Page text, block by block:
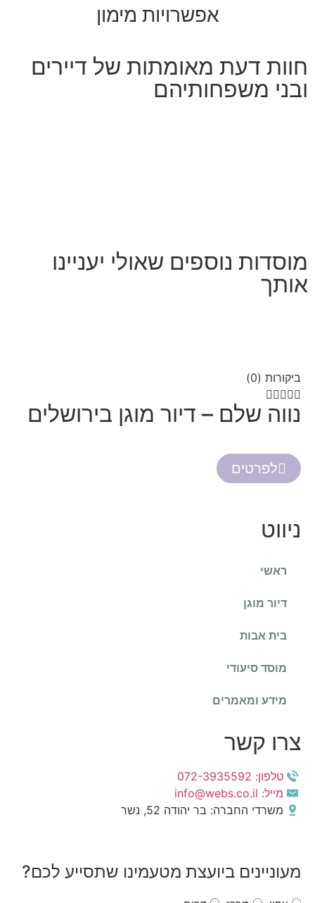
אפשרויות מימון
חוות דעת מאומתות של דיירים
ובני משפחותיהם
מוסדות נוספים שאולי יעניינו
אותך
ביקורות (0)

נווה שלם – דיור מוגן בירושלים
לפרטים
ניווט
ראשי
דיור מוגן
בית אבות
מוסד סיעודי
מידע ומאמרים
צרו קשר
טלפון: 072-3935592
מייל: info@webs.co.il
משרדי החברה: בר יהודה 52, נשר
מעוניינים ביועצת מטעמינו שתסייע לכם?